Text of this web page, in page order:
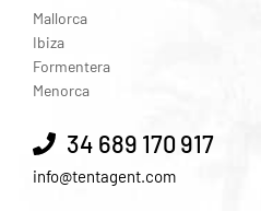
Mallorca
Ibiza
Formentera
Menorca
34 689 170 917
info@tentagent.com